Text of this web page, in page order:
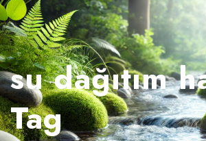
su dağıtım
Tag